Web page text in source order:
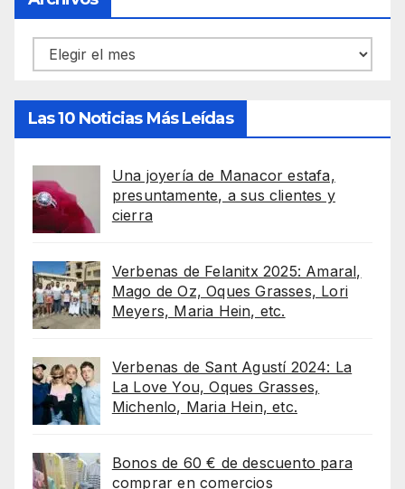
Archivos
Las 10 Noticias Más Leídas
Una joyería de Manacor estafa,
presuntamente, a sus clientes y
cierra
Verbenas de Felanitx 2025: Amaral,
Mago de Oz, Oques Grasses, Lori
Meyers, Maria Hein, etc.
Verbenas de Sant Agustí 2024: La
La Love You, Oques Grasses,
Michenlo, Maria Hein, etc.
Bonos de 60 € de descuento para
comprar en comercios